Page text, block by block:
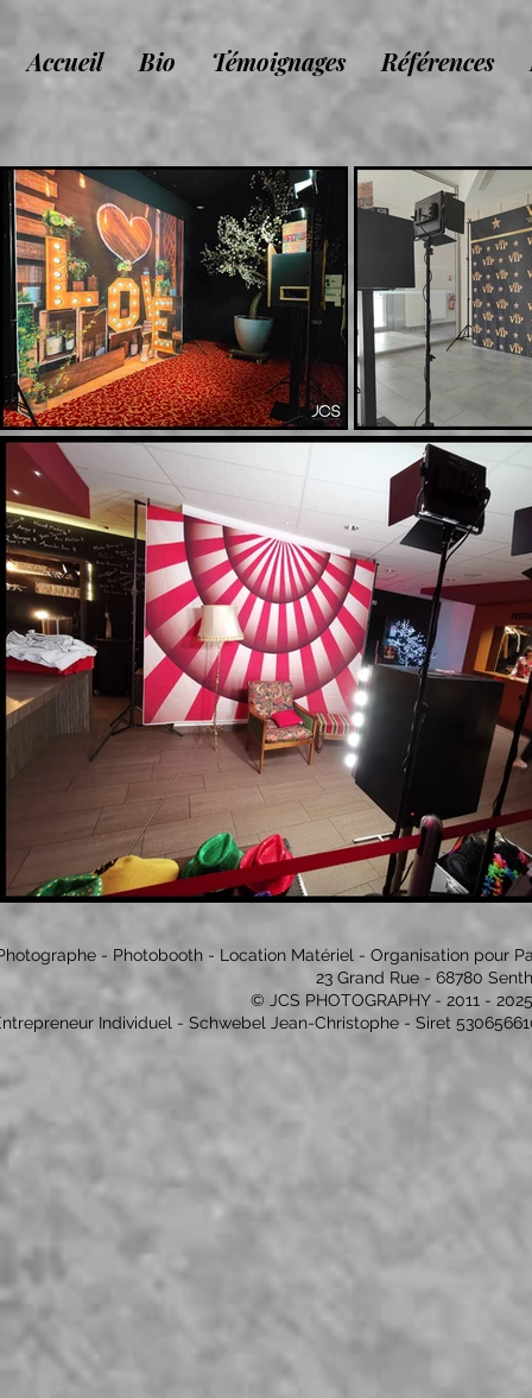
Accueil Bio Témoignages Références
- Photobooth - Location Matériel - Organisation pour
23 Grand Rue - 68780
© JCS PHOTOGRAPHY - 2011 - 2025
Individuel - Schwebel Jean-Christophe - Siret